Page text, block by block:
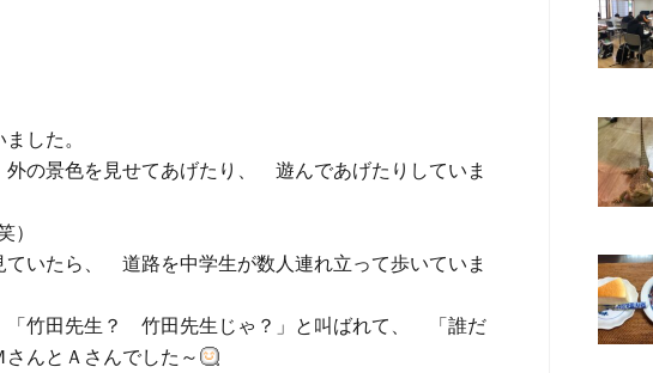
した。
景色を見せてあげたり、 遊んであげたりしていま
）
たら、 道路を中学生が数人連れ立って歩いていま
竹田先生？ 竹田先生じゃ？」と叫ばれて、 「誰だ
んとＡさんでした～